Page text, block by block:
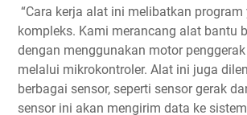
“Cara kerja alat ini melibatkan
kompleks. Kami merancang alat bantu
dengan menggunakan motor
melalui mikrokontroler. Alat ini juga
berbagai sensor, seperti sensor gerak
sensor ini akan mengirim data ke